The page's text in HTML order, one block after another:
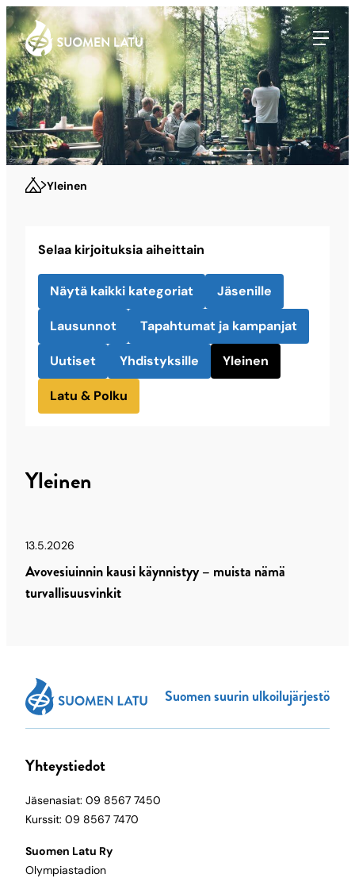
Siirry
suoraan
sisältöön
Suomen Latu
Yleinen
Selaa kirjoituksia aiheittain
Näytä kaikki kategoriat Jäsenille
Lausunnot Tapahtumat ja kampanjat
Uutiset Yhdistyksille Yleinen
Latu & Polku
Yleinen
13.5.2026
Avovesiuinnin kausi käynnistyy – muista nämä
turvallisuusvinkit
Suomen suurin ulkoilujärjestö
Yhteystiedot
Jäsenasiat: 09 8567 7450
Kurssit: 09 8567 7470
Suomen Latu Ry
Olympiastadion